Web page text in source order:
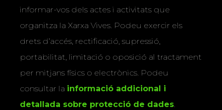
informar-vos dels actes i activitats que
organitza la Xarxa Vives. Podeu exercir els
drets d’accés, rectificació, supressió,
portabilitat, limitació o oposició al tractament
per mitjans físics o electrònics. Podeu
consultar la informació addicional i
detallada sobre protecció de dades.